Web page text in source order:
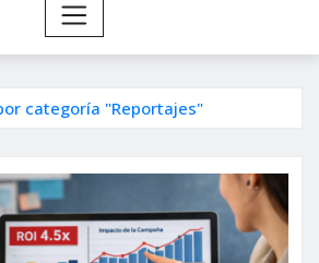
categoría "Reportajes"